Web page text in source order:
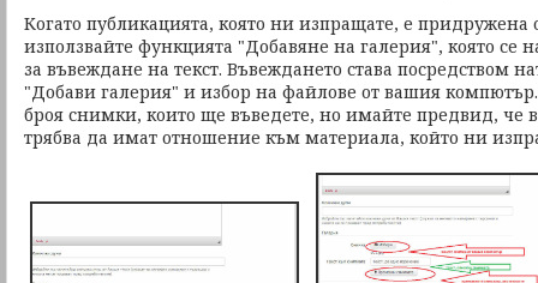
Когато публикацията, която ни изпращате, е придружена
използвайте функцията "Добавяне на галерия", която се
за въвеждане на текст. Въвеждането става посредством
"Добави галерия" и избор на файлове от вашия
броя снимки, които ще въведете, но имайте предвид, че
трябва да имат отношение към материала, който ни